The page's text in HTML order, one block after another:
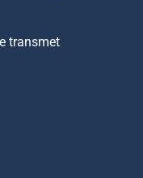
transmet